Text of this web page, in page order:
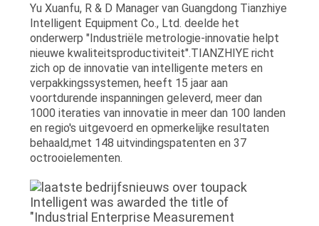
Yu Xuanfu, R & D Manager van Guangdong Tianzhiye
Intelligent Equipment Co., Ltd. deelde het
onderwerp "Industriële metrologie-innovatie helpt
nieuwe kwaliteitsproductiviteit".TIANZHIYE richt
zich op de innovatie van intelligente meters en
verpakkingssystemen, heeft 15 jaar aan
voortdurende inspanningen geleverd, meer dan
1000 iteraties van innovatie in meer dan 100 landen
en regio's uitgevoerd en opmerkelijke resultaten
behaald,met 148 uitvindingspatenten en 37
octrooielementen.